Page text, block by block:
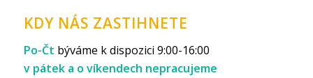
KDY NÁS ZASTIHNETE
Po-Čt býváme k dispozici 9:00-16:00
v pátek a o víkendech nepracujeme